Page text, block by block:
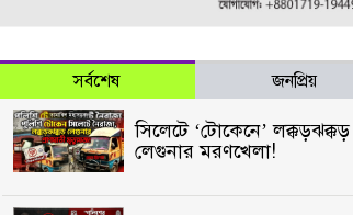
সর্বশেষ জনপ্রিয়
সিলেটে ‘টোকেনে’ লক্কড়ঝক্কড়
লেগুনার মরণখেলা!